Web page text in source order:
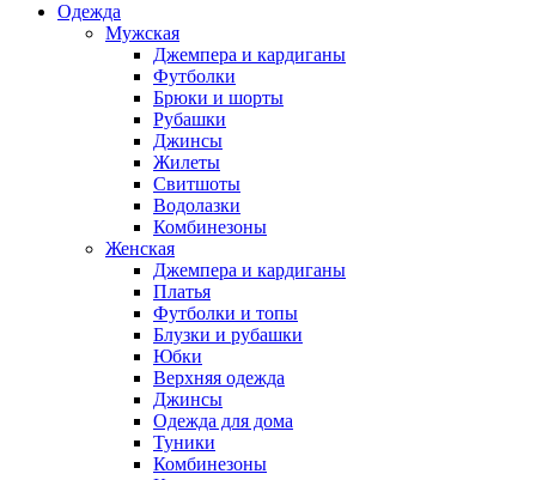
Одежда
Мужская
Джемпера и кардиганы
Футболки
Брюки и шорты
Рубашки
Джинсы
Жилеты
Свитшоты
Водолазки
Комбинезоны
Женская
Джемпера и кардиганы
Платья
Футболки и топы
Блузки и рубашки
Юбки
Верхняя одежда
Джинсы
Одежда для дома
Туники
Комбинезоны